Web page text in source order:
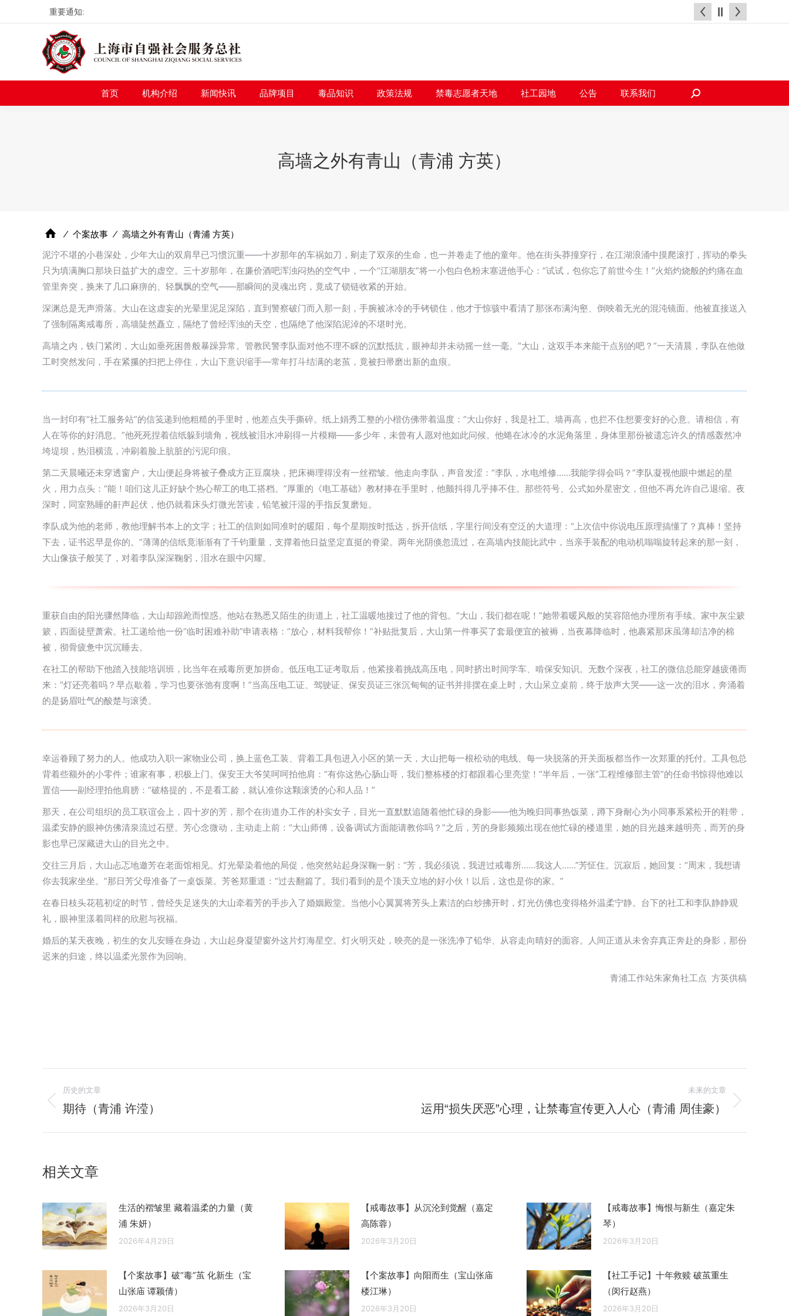
重要通知:
首页 机构介绍 新闻快讯 品牌项目 毒品知识 政策法规 禁毒志愿者天地 社工园地 公告 联系我们
搜
高墙之外有青山（青浦 方英）
⁄ 个案故事 ⁄ 高墙之外有青山（青浦 方英）
泥泞不堪的小巷深处，少年大山的双肩早已习惯沉重——十岁那年的车祸如刀，剜走了双亲的生命，也一并卷走了他的童年。他在街头莽撞穿行，在江湖浪涌中摸爬滚打，挥动的拳头
只为填满胸口那块日益扩大的虚空。三十岁那年，在廉价酒吧浑浊闷热的空气中，一个“江湖朋友”将一小包白色粉末塞进他手心：“试试，包你忘了前世今生！”火焰灼烧般的灼痛在血
管里奔突，换来了几口麻痹的、轻飘飘的空气——那瞬间的灵魂出窍，竟成了锁链收紧的开始。
深渊总是无声滑落。大山在这虚妄的光晕里泥足深陷，直到警察破门而入那一刻，手腕被冰冷的手铐锁住，他才于惊骇中看清了那张布满沟壑、倒映着无光的混沌镜面。他被直接送入
了强制隔离戒毒所，高墙陡然矗立，隔绝了曾经浑浊的天空，也隔绝了他深陷泥淖的不堪时光。
高墙之内，铁门紧闭，大山如垂死困兽般暴躁异常。管教民警李队面对他不理不睬的沉默抵抗，眼神却并未动摇一丝一毫。“大山，这双手本来能干点别的吧？”一天清晨，李队在他做
工时突然发问，手在紧攥的扫把上停住，大山下意识缩手—常年打斗结满的老茧，竟被扫帚磨出新的血痕。
当一封印有“社工服务站”的信笺递到他粗糙的手里时，他差点失手撕碎。纸上娟秀工整的小楷仿佛带着温度：“大山你好，我是社工。墙再高，也拦不住想要变好的心意。请相信，有
人在等你的好消息。”他死死捏着信纸躲到墙角，视线被泪水冲刷得一片模糊——多少年，未曾有人愿对他如此问候。他蜷在冰冷的水泥角落里，身体里那份被遗忘许久的情感轰然冲
垮堤坝，热泪横流，冲刷着脸上肮脏的污泥印痕。
第二天晨曦还未穿透窗户，大山便起身将被子叠成方正豆腐块，把床褥理得没有一丝褶皱。他走向李队，声音发涩：“李队，水电维修……我能学得会吗？”李队凝视他眼中燃起的星
火，用力点头：“能！咱们这儿正好缺个热心帮工的电工搭档。”厚重的《电工基础》教材捧在手里时，他颤抖得几乎捧不住。那些符号、公式如外星密文，但他不再允许自己退缩。夜
深时，同室熟睡的鼾声起伏，他仍就着床头灯微光苦读，铅笔被汗湿的手指反复磨短。
李队成为他的老师，教他理解书本上的文字；社工的信则如同准时的暖阳，每个星期按时抵达，拆开信纸，字里行间没有空泛的大道理：“上次信中你说电压原理搞懂了？真棒！坚持
下去，证书迟早是你的。”薄薄的信纸竟渐渐有了千钧重量，支撑着他日益坚定直挺的脊梁。两年光阴倏忽流过，在高墙内技能比武中，当亲手装配的电动机嗡嗡旋转起来的那一刻，
大山像孩子般笑了，对着李队深深鞠躬，泪水在眼中闪耀。
重获自由的阳光骤然降临，大山却踉跄而惶惑。他站在熟悉又陌生的街道上，社工温暖地接过了他的背包。“大山，我们都在呢！”她带着暖风般的笑容陪他办理所有手续。家中灰尘簌
簌，四面徒壁萧索。社工递给他一份“临时困难补助”申请表格：“放心，材料我帮你！”补贴批复后，大山第一件事买了套最便宜的被褥，当夜幕降临时，他裹紧那床虽薄却洁净的棉
被，彻骨疲惫中沉沉睡去。
在社工的帮助下他踏入技能培训班，比当年在戒毒所更加拼命。低压电工证考取后，他紧接着挑战高压电，同时挤出时间学车、啃保安知识。无数个深夜，社工的微信总能穿越疲倦而
来：“灯还亮着吗？早点歇着，学习也要张弛有度啊！”当高压电工证、驾驶证、保安员证三张沉甸甸的证书并排摆在桌上时，大山呆立桌前，终于放声大哭——这一次的泪水，奔涌着
的是扬眉吐气的酸楚与滚烫。
幸运眷顾了努力的人。他成功入职一家物业公司，换上蓝色工装、背着工具包进入小区的第一天，大山把每一根松动的电线、每一块脱落的开关面板都当作一次郑重的托付。工具包总
背着些额外的小零件；谁家有事，积极上门。保安王大爷笑呵呵拍他肩：“有你这热心肠山哥，我们整栋楼的灯都跟着心里亮堂！”半年后，一张“工程维修部主管”的任命书惊得他难以
置信——副经理拍他肩膀：“破格提的，不是看工龄，就认准你这颗滚烫的心和人品！”
那天，在公司组织的员工联谊会上，四十岁的芳，那个在街道办工作的朴实女子，目光一直默默追随着他忙碌的身影——他为晚归同事热饭菜，蹲下身耐心为小同事系紧松开的鞋带，
温柔安静的眼神仿佛清泉流过石壁。芳心念微动，主动走上前：“大山师傅，设备调试方面能请教你吗？”之后，芳的身影频频出现在他忙碌的楼道里，她的目光越来越明亮，而芳的身
影也早已深藏进大山的目光之中。
交往三月后，大山忐忑地邀芳在老面馆相见。灯光晕染着他的局促，他突然站起身深鞠一躬：“芳，我必须说，我进过戒毒所……我这人……”芳怔住。沉寂后，她回复：“周末，我想请
你去我家坐坐。”那日芳父母准备了一桌饭菜。芳爸郑重道：“过去翻篇了。我们看到的是个顶天立地的好小伙！以后，这也是你的家。”
在春日枝头花苞初绽的时节，曾经失足迷失的大山牵着芳的手步入了婚姻殿堂。当他小心翼翼将芳头上素洁的白纱拂开时，灯光仿佛也变得格外温柔宁静。台下的社工和李队静静观
礼，眼神里漾着同样的欣慰与祝福。
婚后的某天夜晚，初生的女儿安睡在身边，大山起身凝望窗外这片灯海星空。灯火明灭处，映亮的是一张洗净了铅华、从容走向晴好的面容。人间正道从未舍弃真正奔赴的身影，那份
迟来的归途，终以温柔光景作为回响。
青浦工作站朱家角社工点 方英供稿
章
导
历史的文章
历
章：
期待（青浦 许滢）
未来的文章
运用“损失厌恶”心理，让禁毒宣传更入人心（青浦 周佳豪）
相关文章
生活的褶皱里 藏着温柔的力量（黄
浦 朱妍）
2026年4月29日
【戒毒故事】从沉沦到觉醒（嘉定
高陈蓉）
2026年3月20日
【戒毒故事】悔恨与新生（嘉定朱
琴）
2026年3月20日
【个案故事】破“毒”茧 化新生（宝
山张庙 谭颖倩）
2026年3月20日
【个案故事】向阳而生（宝山张庙
楼江琳）
2026年3月20日
【社工手记】十年救赎 破茧重生
（闵行赵燕）
2026年3月20日
首页 机构介绍 新闻快讯 品牌项目 毒品知识 政策法规 禁毒志愿者天地 社工园地 公告 联系我们
搜